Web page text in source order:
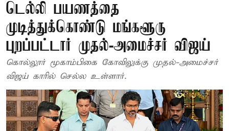
டெல்லி பயணத்தை
முடித்துக்கொண்டு மங்களூரு
புறப்பட்டார் முதல்-அமைச்சர் விஜய்
கொல்லூர் மூகாம்பிகை கோவிலுக்கு முதல்-அமைச்சர்
விஜய் காரில் செல்ல உள்ளார்.